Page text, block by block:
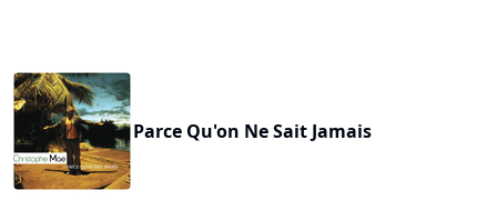
Parce Qu'on Ne Sait Jamais